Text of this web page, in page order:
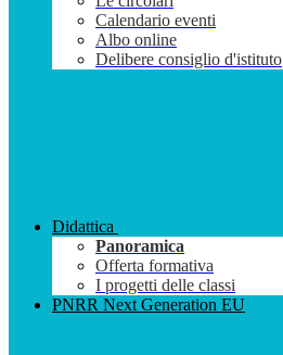
Calendario eventi
Albo online
Delibere consiglio d'istituto
Didattica
Panoramica
Offerta formativa
I progetti delle classi
PNRR Next Generation EU